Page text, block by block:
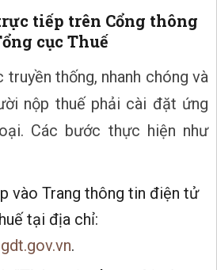
tiếp trên Cổng thông
cục Thuế
thống, nhanh chóng và
nộp thuế phải cài đặt ứng
Các bước thực hiện như
vào Trang thông tin điện tử
tại địa chỉ:
.